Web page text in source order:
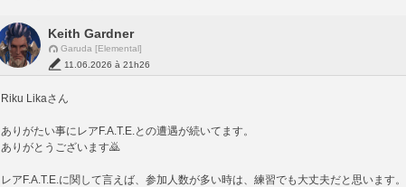
Keith Gardner
Garuda [Elemental]
11.06.2026 à 21h26
Riku Likaさん
ありがたい事にレアF.A.T.E.との遭遇が続いてます。
ありがとうございます🙇
レアF.A.T.E.に関して言えば、参加人数が多い時は、練習でも大丈夫だと思います。